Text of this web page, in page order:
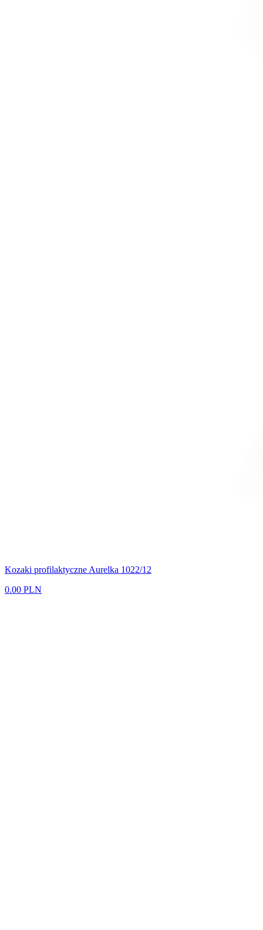
Kozaki profilaktyczne Aurelka 1022/12
0.00 PLN